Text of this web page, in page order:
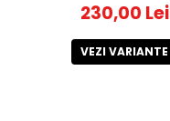
230,00 Lei
VEZI VARIANTE